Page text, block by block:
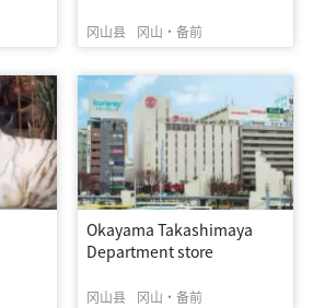
冈山县 冈山・备前
Okayama Takashimaya
Department store
冈山县 冈山・备前